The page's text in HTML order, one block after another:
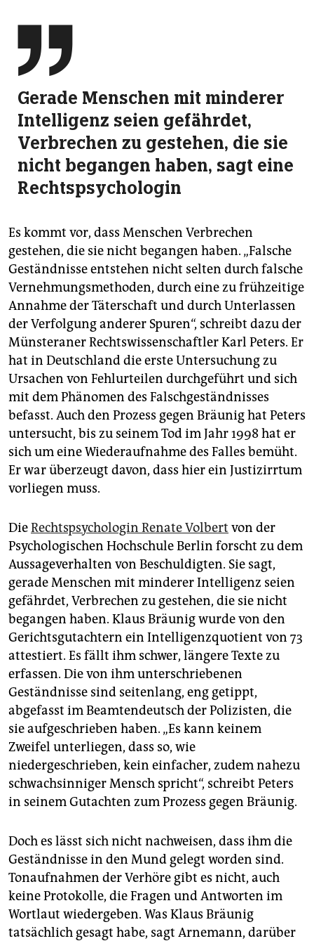

Gerade Menschen mit minderer
Intelligenz seien gefährdet,
Verbrechen zu gestehen, die sie
nicht begangen haben, sagt eine
Rechtspsychologin
Es kommt vor, dass Menschen Verbrechen
gestehen, die sie nicht begangen haben. „Falsche
Geständnisse entstehen nicht selten durch falsche
Vernehmungsmethoden, durch eine zu frühzeitige
Annahme der Täterschaft und durch Unterlassen
der Verfolgung anderer Spuren“, schreibt dazu der
Münsteraner Rechtswissenschaftler Karl Peters. Er
hat in Deutschland die erste Untersuchung zu
Ursachen von Fehlurteilen durchgeführt und sich
mit dem Phänomen des Falschgeständnisses
befasst. Auch den Prozess gegen Bräunig hat Peters
untersucht, bis zu seinem Tod im Jahr 1998 hat er
sich um eine Wiederaufnahme des Falles bemüht.
Er war überzeugt davon, dass hier ein Justizirrtum
vorliegen muss.
DieRechtspsychologin Renate Volbert von der
Psychologischen Hochschule Berlin forscht zu dem
Aussageverhalten von Beschuldigten. Sie sagt,
gerade Menschen mit minderer Intelligenz seien
gefährdet, Verbrechen zu gestehen, die sie nicht
begangen haben. Klaus Bräunig wurde von den
Gerichtsgutachtern ein Intelligenzquotient von 73
attestiert. Es fällt ihm schwer, längere Texte zu
erfassen. Die von ihm unterschriebenen
Geständnisse sind seitenlang, eng getippt,
abgefasst im Beamtendeutsch der Polizisten, die
sie aufgeschrieben haben. „Es kann keinem
Zweifel unterliegen, dass so, wie
niedergeschrieben, kein einfacher, zudem nahezu
schwachsinniger Mensch spricht“, schreibt Peters
in seinem Gutachten zum Prozess gegen Bräunig.
Doch es lässt sich nicht nachweisen, dass ihm die
Geständnisse in den Mund gelegt worden sind.
Tonaufnahmen der Verhöre gibt es nicht, auch
keine Protokolle, die Fragen und Antworten im
Wortlaut wiedergeben. Was Klaus Bräunig
tatsächlich gesagt habe, sagt Arnemann, darüber